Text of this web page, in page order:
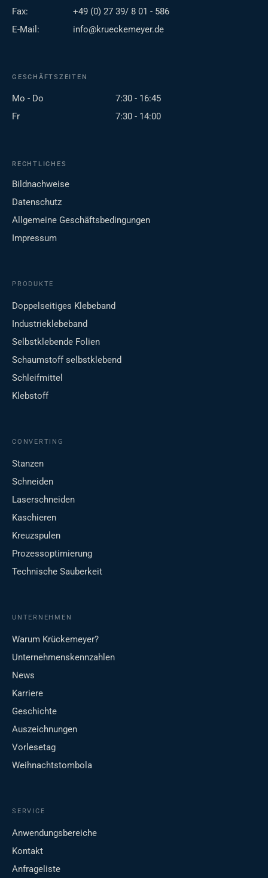
Fax:
+49 (0) 27 39/ 8 01 - 586
E-Mail:
info@krueckemeyer.de
GESCHÄFTSZEITEN
Mo - Do
7:30 - 16:45
Fr
7:30 - 14:00
RECHTLICHES
Bildnachweise
Datenschutz
Allgemeine Geschäftsbedingungen
Impressum
PRODUKTE
Doppelseitiges Klebeband
Industrieklebeband
Selbstklebende Folien
Schaumstoff selbstklebend
Schleifmittel
Klebstoff
CONVERTING
Stanzen
Schneiden
Laserschneiden
Kaschieren
Kreuzspulen
Prozessoptimierung
Technische Sauberkeit
UNTERNEHMEN
Warum Krückemeyer?
Unternehmenskennzahlen
News
Karriere
Geschichte
Auszeichnungen
Vorlesetag
Weihnachtstombola
SERVICE
Anwendungsbereiche
Kontakt
Anfrageliste